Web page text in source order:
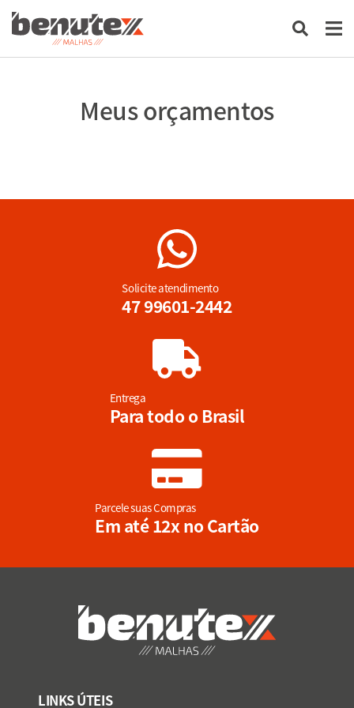
Meus orçamentos
Solicite atendimento
47 99601-2442
Entrega
Para todo o Brasil
Parcele suas Compras
Em até 12x no Cartão
LINKS ÚTEIS